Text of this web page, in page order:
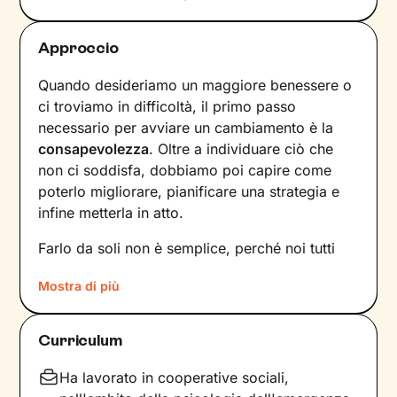
Approccio
Quando desideriamo un maggiore benessere o
ci troviamo in difficoltà, il primo passo
necessario per avviare un cambiamento è la
consapevolezza. Oltre a individuare ciò che
non ci soddisfa, dobbiamo poi capire come
poterlo migliorare, pianificare una strategia e
infine metterla in atto.
Farlo da soli non è semplice, perché noi tutti
dinamiche– interne e relazionali – che non le
notiamo nemmeno. Ecco perché l’intervento di
un professionista risulta fondamentale.
La prima fase del nostro percorso insieme
consisterà in una raccolta di informazioni che ci
Mostra di più
Curriculum
Ha lavorato in cooperative sociali,